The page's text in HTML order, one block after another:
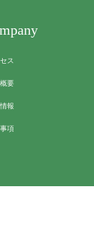
ス
要
報
項